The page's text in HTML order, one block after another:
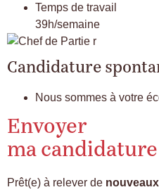
Temps de travail
39h/semaine
Candidature
Nous sommes à votre
Envoyer
ma candidature
Prêt(e) à relever de